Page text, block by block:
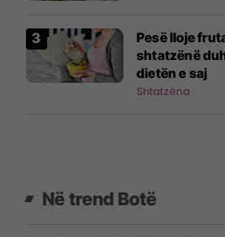
Pesë lloje
shtatzënë
dietën e saj
Shtatzëna
Në trend Botë